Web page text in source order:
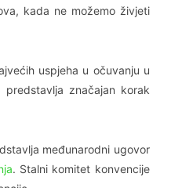
kada ne možemo živjeti
uspjeha u očuvanju u
značajan korak
međunarodni ugovor
. Stalni komitet konvencije